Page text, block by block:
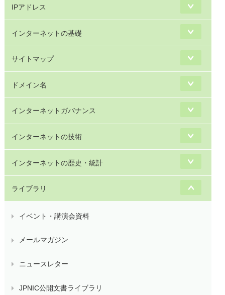
IPアドレス
インターネットの基礎
サイトマップ
ドメイン名
インターネットガバナンス
インターネットの技術
インターネットの歴史・統計
ライブラリ
イベント・講演会資料
メールマガジン
ニュースレター
JPNIC公開文書ライブラリ